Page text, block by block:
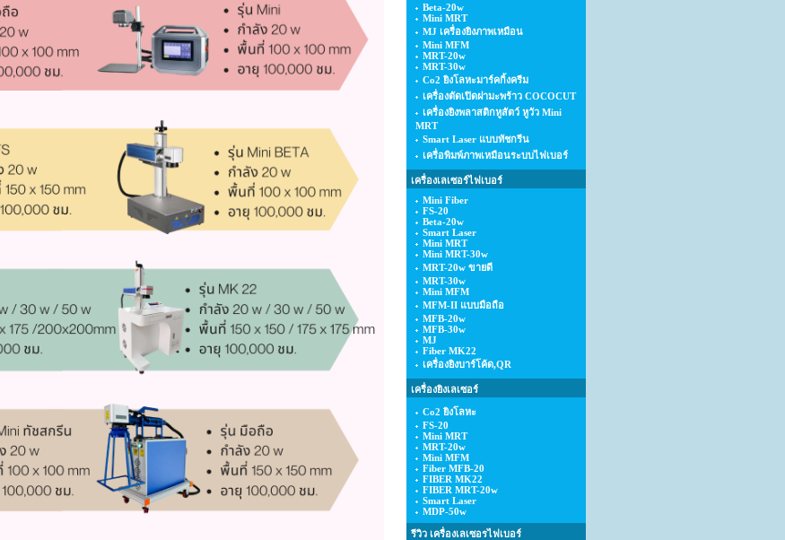
Beta-20w
Mini MRT
MJ เครื่องยิงภาพเหมือน
Mini MFM
MRT-20w
MRT-30w
Co2 ยิงโลหะมาร์คกิ้งครีม
เครื่องตัดเปิดฝามะพร้าว COCOCUT
เครื่องยิงพลาสติกหูสัตว์ หูวัว Mini
MRT
Smart Laser แบบทัชกรีน
เครื่อพิมพ์ภาพเหมือนระบบไฟเบอร์
เครื่องเลเซอร์ไฟเบอร์
Mini Fiber
FS-20
Beta-20w
Smart Laser
Mini MRT
Mini MRT-30w
MRT-20w ขายดี
MRT-30w
Mini MFM
MFM-II แบบมือถือ
MFB-20w
MFB-30w
MJ
Fiber MK22
เครื่องยิงบาร์โค้ด,QR
เครื่องยิงเลเซอร์
Co2 ยิงโลหะ
FS-20
Mini MRT
MRT-20w
Mini MFM
Fiber MFB-20
FIBER MK22
FIBER MRT-20w
Smart Laser
MDP-50w
รีวิว เครื่องเลเซอรไฟเบอร์